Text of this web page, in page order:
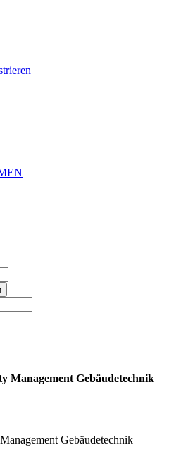
Management Gebäudetechnik
Gebäudetechnik